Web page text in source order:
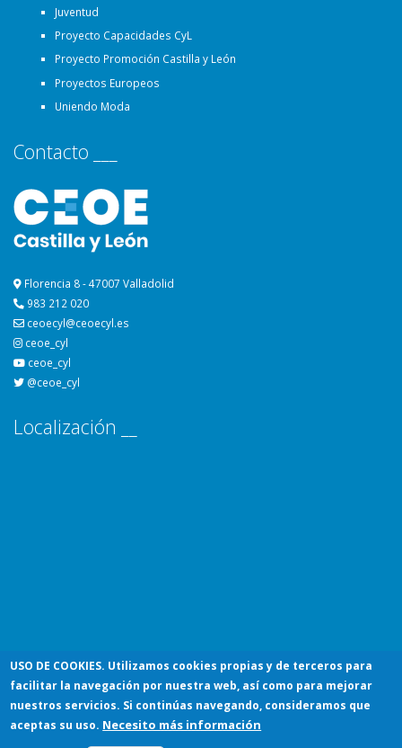
Juventud
Proyecto Capacidades CyL
Proyecto Promoción Castilla y León
Proyectos Europeos
Uniendo Moda
Contacto ___
Florencia 8 - 47007 Valladolid
983 212 020
ceoecyl@ceoecyl.es
ceoe_cyl
ceoe_cyl
@ceoe_cyl
Localización __
© 2026 Confederación de Organizaciones Empresariales de Castilla y
León
USO DE COOKIES. Utilizamos cookies propias y de terceros para
facilitar la navegación por nuestra web, así como para mejorar
nuestros servicios. Si continúas navegando, consideramos que
aceptas su uso. Necesito más información